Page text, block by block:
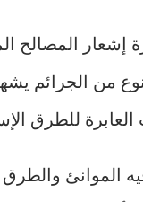
المصالح
من الجرائم
للطرق
الموانئ والطرق